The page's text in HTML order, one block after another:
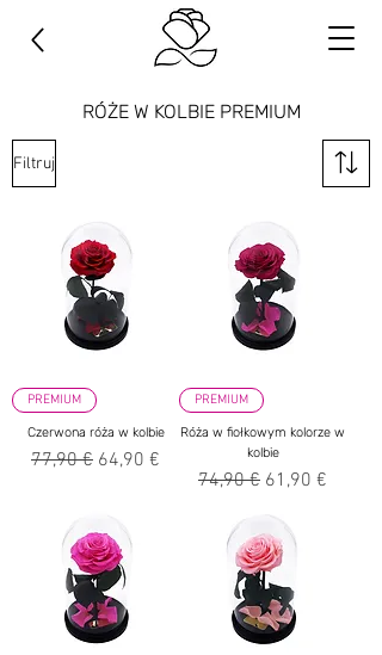
RÓŻE W KOLBIE PREMIUM
Filtruj
PREMIUM
Czerwona róża w kolbie
Regularna cena
77,90 € Cena rabatowa
64,90 €
PREMIUM
Róża w fiołkowym kolorze w
kolbie
Regularna cena
74,90 € Cena rabatowa
61,90 €